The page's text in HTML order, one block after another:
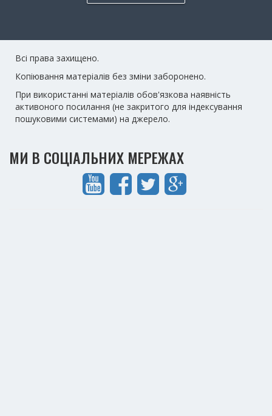
Всі права захищено.
Копіювання матеріалів без зміни заборонено.
При використанні матеріалів обов'язкова наявність
активоного посилання (не закритого для індексування
пошуковими системами) на джерело.
МИ В СОЦІАЛЬНИХ МЕРЕЖАХ